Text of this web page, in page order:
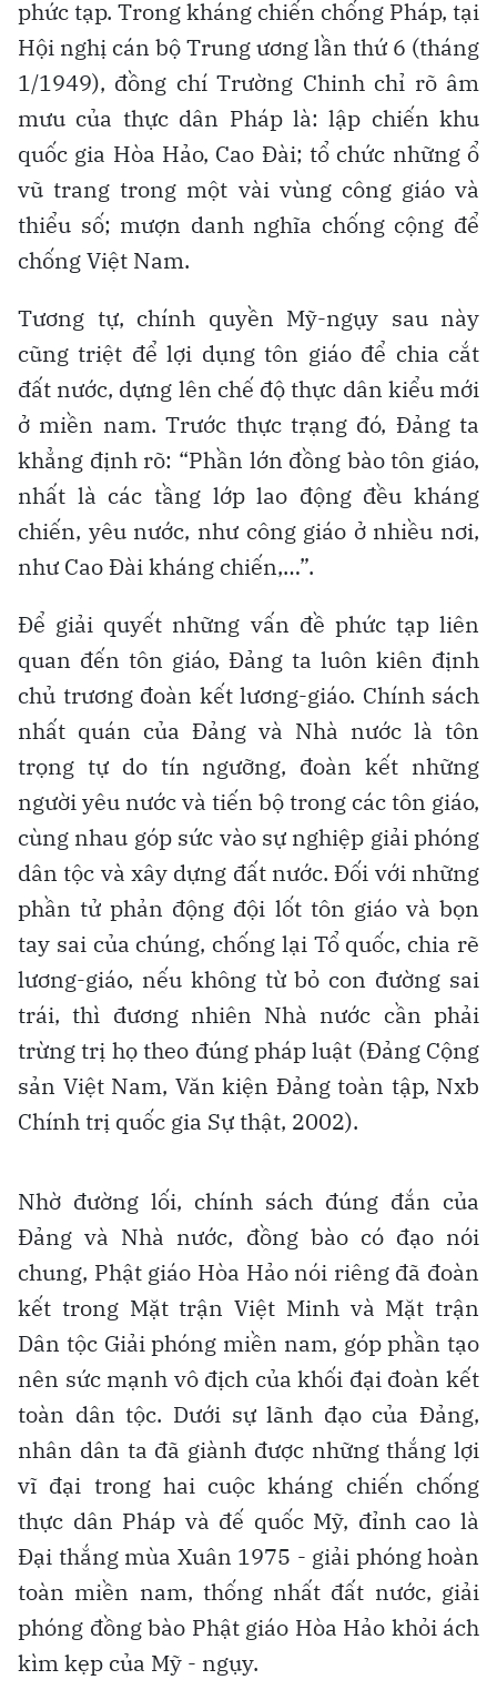
phức tạp. Trong kháng chiến chống Pháp, tại
Hội nghị cán bộ Trung ương lần thứ 6 (tháng
1/1949), đồng chí Trường Chinh chỉ rõ âm
mưu của thực dân Pháp là: lập chiến khu
quốc gia Hòa Hảo, Cao Đài; tổ chức những ổ
vũ trang trong một vài vùng công giáo và
thiểu số; mượn danh nghĩa chống cộng để
chống Việt Nam.
Tương tự, chính quyền Mỹ-ngụy sau này
cũng triệt để lợi dụng tôn giáo để chia cắt
đất nước, dựng lên chế độ thực dân kiểu mới
ở miền nam. Trước thực trạng đó, Đảng ta
khẳng định rõ: “Phần lớn đồng bào tôn giáo,
nhất là các tầng lớp lao động đều kháng
chiến, yêu nước, như công giáo ở nhiều nơi,
như Cao Đài kháng chiến,…”.
Để giải quyết những vấn đề phức tạp liên
quan đến tôn giáo, Đảng ta luôn kiên định
chủ trương đoàn kết lương-giáo. Chính sách
nhất quán của Đảng và Nhà nước là tôn
trọng tự do tín ngưỡng, đoàn kết những
người yêu nước và tiến bộ trong các tôn giáo,
cùng nhau góp sức vào sự nghiệp giải phóng
dân tộc và xây dựng đất nước. Đối với những
phần tử phản động đội lốt tôn giáo và bọn
tay sai của chúng, chống lại Tổ quốc, chia rẽ
lương-giáo, nếu không từ bỏ con đường sai
trái, thì đương nhiên Nhà nước cần phải
trừng trị họ theo đúng pháp luật (Đảng Cộng
sản Việt Nam, Văn kiện Đảng toàn tập, Nxb
Chính trị quốc gia Sự thật, 2002).
Nhờ đường lối, chính sách đúng đắn của
Đảng và Nhà nước, đồng bào có đạo nói
chung, Phật giáo Hòa Hảo nói riêng đã đoàn
kết trong Mặt trận Việt Minh và Mặt trận
Dân tộc Giải phóng miền nam, góp phần tạo
nên sức mạnh vô địch của khối đại đoàn kết
toàn dân tộc. Dưới sự lãnh đạo của Đảng,
nhân dân ta đã giành được những thắng lợi
vĩ đại trong hai cuộc kháng chiến chống
thực dân Pháp và đế quốc Mỹ, đỉnh cao là
Đại thắng mùa Xuân 1975 - giải phóng hoàn
toàn miền nam, thống nhất đất nước, giải
phóng đồng bào Phật giáo Hòa Hảo khỏi ách
kìm kẹp của Mỹ - ngụy.